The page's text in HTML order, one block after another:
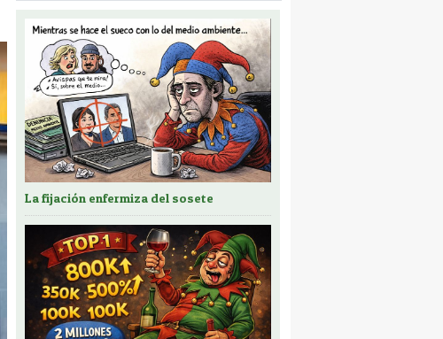
La fijación enfermiza del sosete